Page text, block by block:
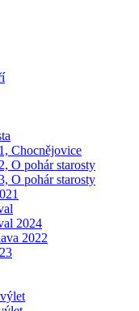
Chocnějovice
O pohár starosty
O pohár starosty
2024
2022